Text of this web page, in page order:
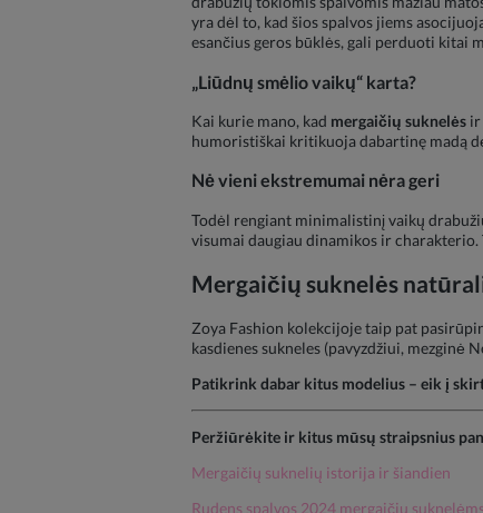
yra dėl to, kad šios spalvos jiems
esančius geros būklės, gali perduoti kitai
„Liūdnų smėlio vaikų“ karta?
Kai kurie mano, kad mergaičių suknelės ir
humoristiškai kritikuoja dabartinę madą
Nė vieni ekstremumai nėra geri
Todėl rengiant minimalistinį vaikų
visumai daugiau dinamikos ir charakterio.
Mergaičių suknelės
Zoya Fashion kolekcijoje taip pat
kasdienes sukneles (pavyzdžiui,
Patikrink dabar kitus modelius – eik į
Peržiūrėkite ir kitus mūsų straipsnius
Mergaičių suknelių istorija ir šiandien
Rudens spalvos 2024 mergaičių suknelėms